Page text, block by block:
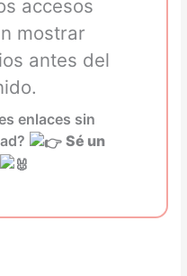
accesos
mostrar
antes del
enlaces sin
Sé un